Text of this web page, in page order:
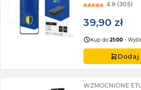
4.9 (305)
39,90 zł
Kup do21:00 -
Dodaj
WZMOCNIONE